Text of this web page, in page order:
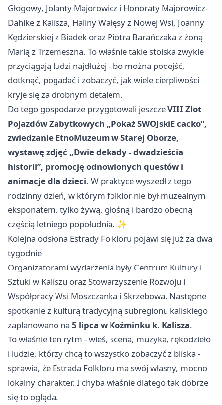
Głogowy, Jolanty Majorowicz i Honoraty Majorowicz-
Dahlke z Kalisza, Haliny Wałęsy z Nowej Wsi, Joanny
Kędzierskiej z Biadek oraz Piotra Barańczaka z żoną
Marią z Trzemeszna. To właśnie takie stoiska zwykle
przyciągają ludzi najdłużej - bo można podejść,
dotknąć, pogadać i zobaczyć, jak wiele cierpliwości
kryje się za drobnym detalem.
Do tego gospodarze przygotowali jeszczeVIII Zlot
Pojazdów Zabytkowych „Pokaż SWOJskiE cacko”,
zwiedzanie EtnoMuzeum w Starej Oborze,
wystawę zdjęć „Dwie dekady - dwadzieścia
historii”, promocję odnowionych questów i
animacje dla dzieci. W praktyce wyszedł z tego
rodzinny dzień, w którym folklor nie był muzealnym
eksponatem, tylko żywą, głośną i bardzo obecną
częścią letniego popołudnia. ✨
Kolejna odsłona Estrady Folkloru pojawi się już za dwa
tygodnie
Organizatorami wydarzenia były Centrum Kultury i
Sztuki w Kaliszu oraz Stowarzyszenie Rozwoju i
Współpracy Wsi Moszczanka i Skrzebowa. Następne
spotkanie z kulturą tradycyjną subregionu kaliskiego
zaplanowano na 5 lipca w Koźminku k. Kalisza.
To właśnie ten rytm - wieś, scena, muzyka, rękodzieło
i ludzie, którzy chcą to wszystko zobaczyć z bliska -
sprawia, że Estrada Folkloru ma swój własny, mocno
lokalny charakter. I chyba właśnie dlatego tak dobrze
się to ogląda.